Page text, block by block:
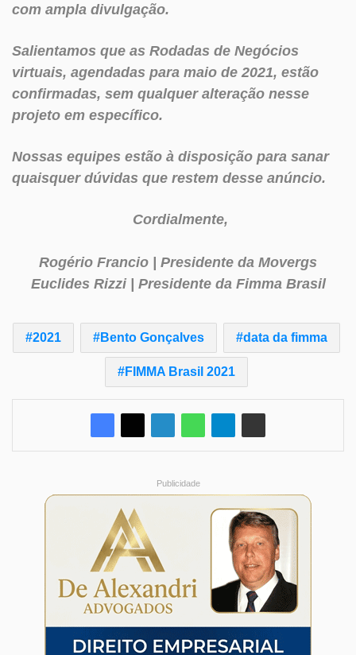
com ampla divulgação.
Salientamos que as Rodadas de Negócios
virtuais, agendadas para maio de 2021, estão
confirmadas, sem qualquer alteração nesse
projeto em específico.
Nossas equipes estão à disposição para sanar
quaisquer dúvidas que restem desse anúncio.
Cordialmente,
Rogério Francio | Presidente da Movergs
Euclides Rizzi | Presidente da Fimma Brasil
2021 Bento Gonçalves data da fimma
FIMMA Brasil 2021
Publicidade